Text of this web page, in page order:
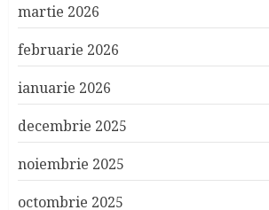
martie 2026
februarie 2026
ianuarie 2026
decembrie 2025
noiembrie 2025
octombrie 2025